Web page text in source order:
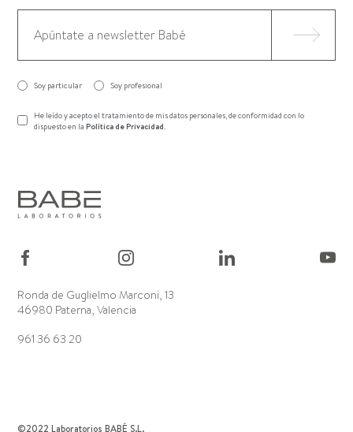
Soy particular Soy profesional
He leído y acepto el tratamiento de mis datos personales, de conformidad con lo
dispuesto en laPolítica de Privacidad
Ronda de Guglielmo Marconi, 13
46980 Paterna, Valencia
961 36 63 20
©2022 Laboratorios BABÉ S.L.